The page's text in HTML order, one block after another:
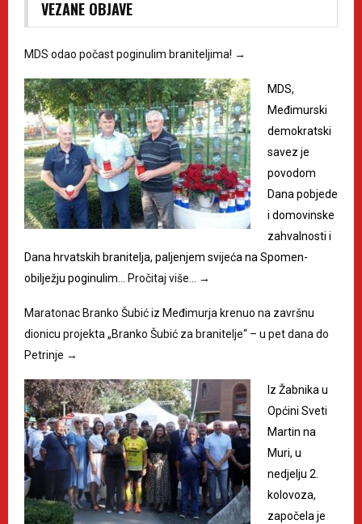
VEZANE OBJAVE
MDS odao počast poginulim braniteljima! →
MDS,
Međimurski
demokratski
savez je
povodom
Dana pobjede
i domovinske
zahvalnosti i
Dana hrvatskih branitelja, paljenjem svijeća na Spomen-
obilježju poginulim… Pročitaj više… →
Maratonac Branko Šubić iz Međimurja krenuo na završnu
dionicu projekta „Branko Šubić za branitelje“ – u pet dana do
Petrinje →
Iz Žabnika u
Općini Sveti
Martin na
Muri, u
nedjelju 2.
kolovoza,
započela je